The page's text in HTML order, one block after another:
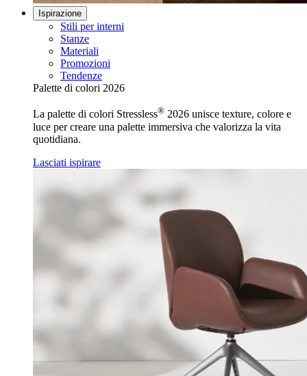
Ispirazione
Stili per interni
Stanze
Materiali
Promozioni
Tendenze
Palette di colori 2026
La palette di colori Stressless® 2026 unisce texture, colore e
luce per creare una palette immersiva che valorizza la vita
quotidiana.
Lasciati ispirare